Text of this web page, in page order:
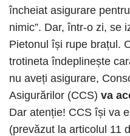
încheiat asigurare
nimic”. Dar, într-o zi, se
Pietonul își rupe brațul.
trotineta îndeplinește
nu aveți asigurare,
Asigurărilor (CCS) va
Dar atenție! CCS își va
(prevăzut la articolul 11